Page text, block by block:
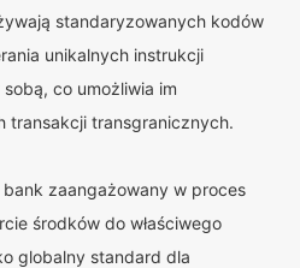
standaryzowanych kodów
unikalnych instrukcji
co umożliwia im
transakcji transgranicznych.
zaangażowany w proces
środków do właściwego
globalny standard dla